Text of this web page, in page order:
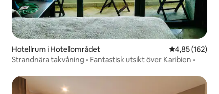
Hotellrum i Hotellområdet 4,85 av 5 i
4,85 (162)
Strandnära takvåning • Fantastisk utsikt över Karibien •